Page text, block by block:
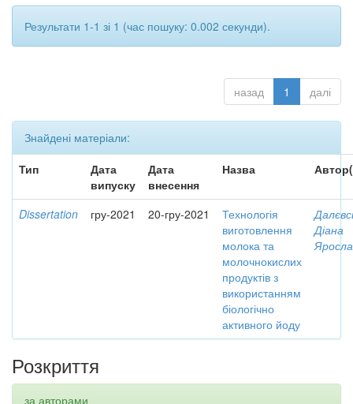
Результати 1-1 зі 1 (час пошуку: 0.002 секунди).
назад 1 далі
Знайдені матеріали:
Тип
Дата
випуску
Дата
внесення
Назва
Dissertation гру-2021 20-гру-2021
Технологія
виготовлення
молока та
молочнокислих
продуктів з
використанням
біологічно
активного йоду
Діана
Розкриття
за авторами